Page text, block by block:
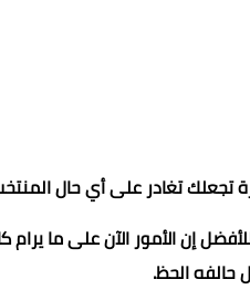
تغادر على أي حال
إن الأمور الآن على ما
حالفه الحظ.